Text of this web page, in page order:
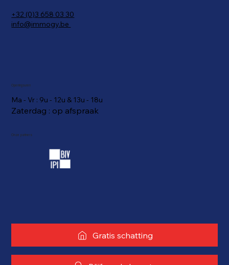
+32 (0)3 658 03 30
info@immogy.be
Onze partners
Ma - Vr : 9u - 12u & 13u - 18u
Zaterdag : op afspraak
Openingsuren
Gratis schatting